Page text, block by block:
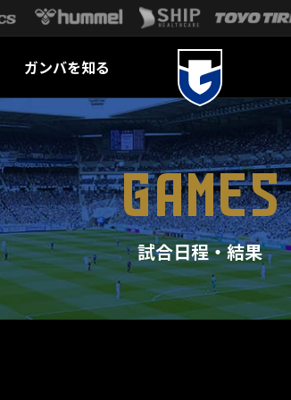
ガンバを知る
GAMES
試合日程・結果